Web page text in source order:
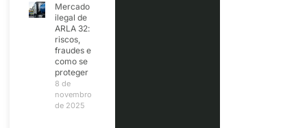
Mercado
ilegal de
ARLA 32:
riscos,
fraudes e
como se
proteger
8 de
novembro
de 2025